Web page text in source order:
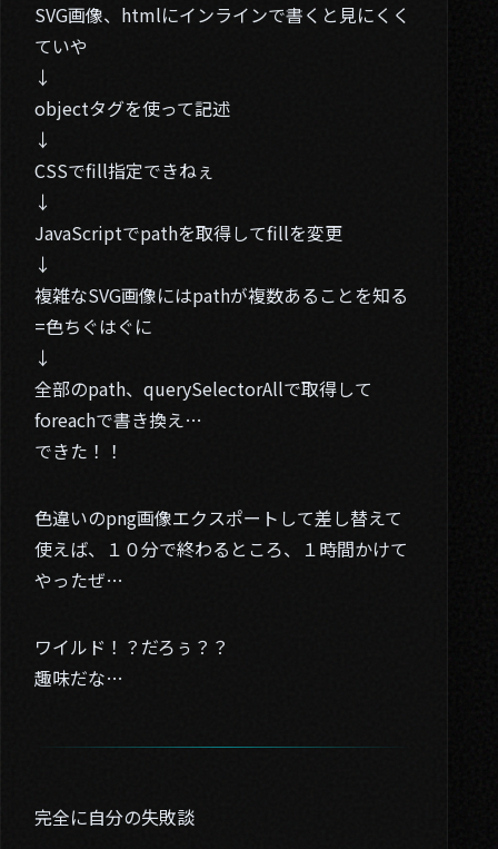
01. About
SVG画像、htmlにインラインで書くと見にくく
ていや
↓
objectタグを使って記述
↓
CSSでfill指定できねぇ
↓
JavaScriptでpathを取得してfillを変更
↓
複雑なSVG画像にはpathが複数あることを知る
=色ちぐはぐに
↓
全部のpath、querySelectorAllで取得して
foreachで書き換え…
できた！！
色違いのpng画像エクスポートして差し替えて
使えば、１０分で終わるところ、１時間かけて
やったぜ…
ワイルド！？だろぅ？？
趣味だな…
完全に自分の失敗談